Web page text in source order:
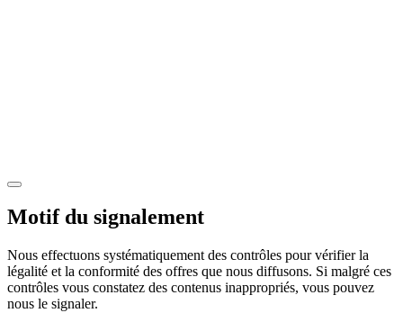
Motif du signalement
Nous effectuons systématiquement des contrôles pour vérifier la
légalité et la conformité des offres que nous diffusons. Si malgré ces
contrôles vous constatez des contenus inappropriés, vous pouvez
nous le signaler.